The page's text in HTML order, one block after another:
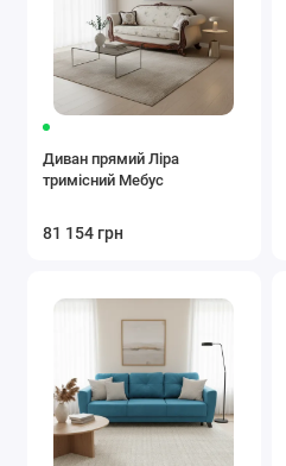
Диван прямий Ліра
тримісний Мебус
81 154 грн